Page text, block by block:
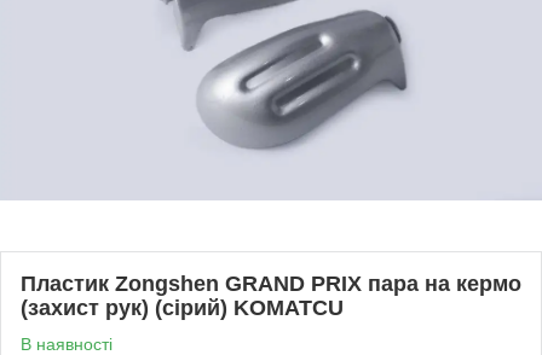
Пластик Zongshen GRAND PRIX пара на кермо
(захист рук) (сірий) KOMATCU
В наявності